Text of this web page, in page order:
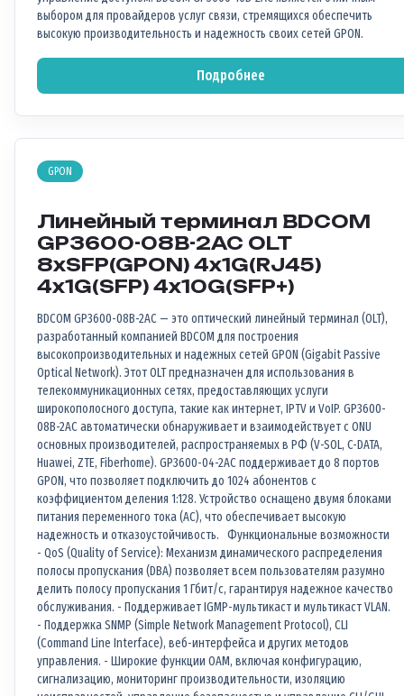
выбором для провайдеров услуг связи, стремящихся обеспечить
высокую производительность и надежность своих сетей GPON.
Подробнее
GPON
Линейный терминал BDCOM
GP3600-08B-2AC OLT
8xSFP(GPON) 4x1G(RJ45)
4x1G(SFP) 4x10G(SFP+)
BDCOM GP3600-08B-2AC — это оптический линейный терминал (OLT),
разработанный компанией BDCOM для построения
высокопроизводительных и надежных сетей GPON (Gigabit Passive
Optical Network). Этот OLT предназначен для использования в
телекоммуникационных сетях, предоставляющих услуги
широкополосного доступа, такие как интернет, IPTV и VoIP. GP3600-
08B-2AC автоматически обнаруживает и взаимодействует с ONU
основных производителей, распространяемых в РФ (V-SOL, C-DATA,
Huawei, ZTE, Fiberhome). GP3600-04-2AC поддерживает до 8 портов
GPON, что позволяет подключить до 1024 абонентов с
коэффициентом деления 1:128. Устройство оснащено двумя блоками
питания переменного тока (AC), что обеспечивает высокую
надежность и отказоустойчивость. Функциональные возможности
- QoS (Quality of Service): Механизм динамического распределения
полосы пропускания (DBA) позволяет всем пользователям разумно
делить полосу пропускания 1 Гбит/с, гарантируя надежное качество
обслуживания. - Поддерживает IGMP-мультикаст и мультикаст VLAN.
- Поддержка SNMP (Simple Network Management Protocol), CLI
(Command Line Interface), веб-интерфейса и других методов
управления. - Широкие функции OAM, включая конфигурацию,
сигнализацию, мониторинг производительности, изоляцию